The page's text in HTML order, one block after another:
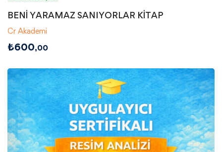
BENİ YARAMAZ SANIYORLAR KİTAP
Cr Akademi
₺600,00